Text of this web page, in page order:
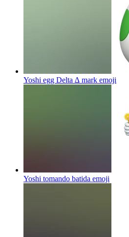
Yoshi egg Delta ∆ mark emoji
Yoshi tomando batida emoji